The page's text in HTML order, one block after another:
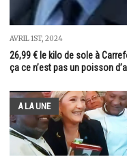
AVRIL 1ST, 2024
26,99 € le kilo de sole à
ça ce n’est pas un poisson
A LA UNE